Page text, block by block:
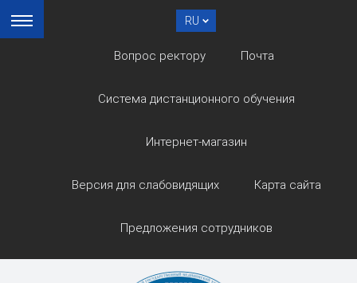
RU
Вопрос ректору Почта
Система дистанционного обучения
Интернет-магазин
Версия для слабовидящих Карта сайта
Предложения сотрудников